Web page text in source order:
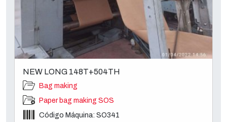
NEW LONG 148T+504TH
Bag making
Paper bag making SOS
Código Máquina: SO341